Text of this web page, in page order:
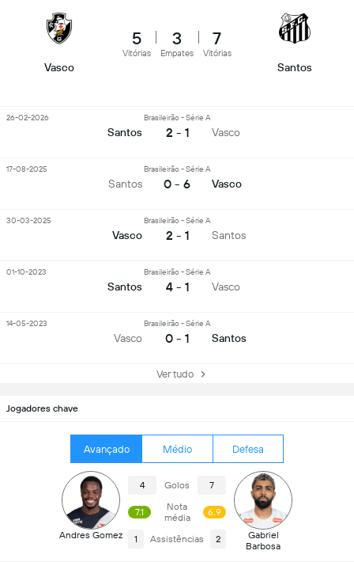
Jogadores chave
Avançado Médio Defesa
Andres Gomez
4 Golos 7
7.1
Nota
média
6.9
1 Assistências 2
Gabriel
Barbosa
Vasco
5
Vitórias
3
Empates
7
Vitórias
Santos
Santos
Brasileirão - Série A
2 - 1 Vasco
26-02-2026
Santos
Brasileirão - Série A
0 - 6 Vasco
17-08-2025
Vasco
Brasileirão - Série A
2 - 1 Santos
30-03-2025
Santos
Brasileirão - Série A
4 - 1 Vasco
01-10-2023
Vasco
Brasileirão - Série A
0 - 1 Santos
14-05-2023
Ver tudo